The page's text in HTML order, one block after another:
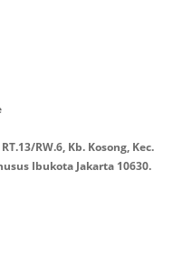
RW.6, Kb. Kosong, Kec.
Ibukota Jakarta 10630.